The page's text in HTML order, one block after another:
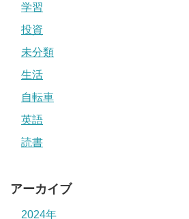
学習
投資
未分類
生活
自転車
英語
読書
アーカイブ
2024年